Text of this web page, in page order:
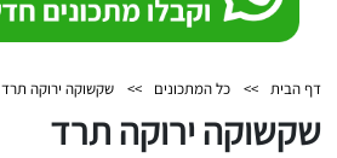
דף הבית >> כל המתכונים >> שקשוקה ירוקה תרד
שקשוקה ירוקה תרד